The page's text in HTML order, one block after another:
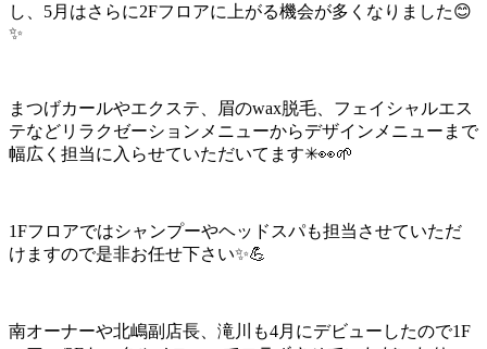
し、5月はさらに2Fフロアに上がる機会が多くなりました😊
✨
まつげカールやエクステ、眉のwax脱毛、フェイシャルエス
テなどリラクゼーションメニューからデザインメニューまで
幅広く担当に入らせていただいてます✳︎👀🌱
1Fフロアではシャンプーやヘッドスパも担当させていただ
けますので是非お任せ下さい✨💪
南オーナーや北嶋副店長、滝川も4月にデビューしたので1F